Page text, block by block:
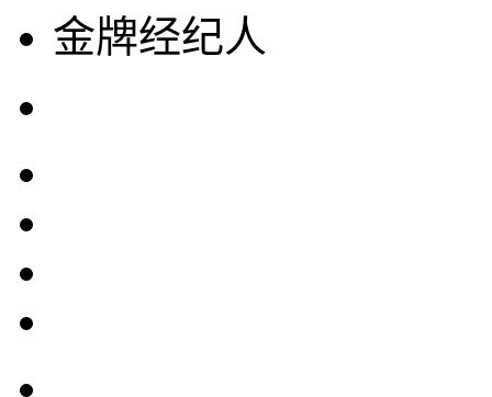
金牌经纪人